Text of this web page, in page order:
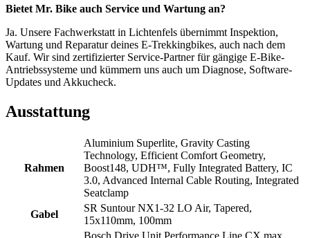
Bietet Mr. Bike auch Service und Wartung an?
Ja. Unsere Fachwerkstatt in Lichtenfels übernimmt Inspektion,
Wartung und Reparatur deines E-Trekkingbikes, auch nach dem
Kauf. Wir sind zertifizierter Service-Partner für gängige E-Bike-
Antriebssysteme und kümmern uns auch um Diagnose, Software-
Updates und Akkucheck.
Ausstattung
Rahmen
Aluminium Superlite, Gravity Casting
Technology, Efficient Comfort Geometry,
Boost148, UDH™, Fully Integrated Battery, IC
3.0, Advanced Internal Cable Routing, Integrated
Seatclamp
Gabel
SR Suntour NX1-32 LO Air, Tapered,
15x110mm, 100mm
Bosch Drive Unit Performance Line CX max.